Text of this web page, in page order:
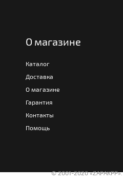
О магазине
Каталог
Доставка
О магазине
Гарантия
Контакты
Помощь
© 2001-2020 «ZAPAKPP».